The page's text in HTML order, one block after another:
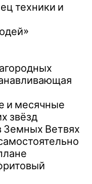
техники и
и месячные
звёзд
Земных Ветвях